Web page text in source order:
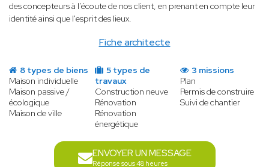
Fiche architecte
des concepteurs à l'écoute de nos client, en prenant en compte leur
identité ainsi que l'esprit des lieux.
8 types de biens
Maison individuelle
Maison passive /
écologique
Maison de ville
5 types de
travaux
Construction neuve
Rénovation
Rénovation
énergétique
3 missions
Plan
Permis de construire
Suivi de chantier
ENVOYER UN MESSAGE
Réponse sous 48 heures